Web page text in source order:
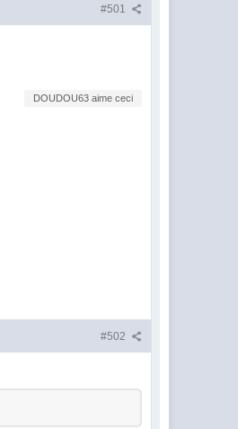
#501
DOUDOU63 aime ceci
#502